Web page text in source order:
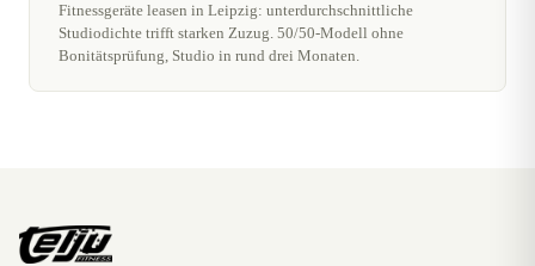
Fitnessgeräte leasen in Leipzig: unterdurchschnittliche
Studiodichte trifft starken Zuzug. 50/50-Modell ohne
Bonitätsprüfung, Studio in rund drei Monaten.